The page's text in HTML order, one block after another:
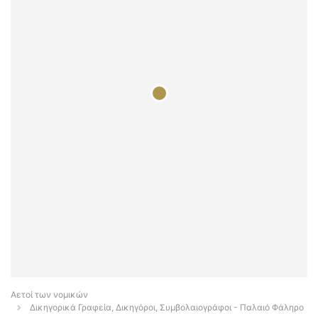
Αετοί των νομικών
Δικηγορικά Γραφεία, Δικηγόροι, Συμβολαιογράφοι - Παλαιό Φάληρο